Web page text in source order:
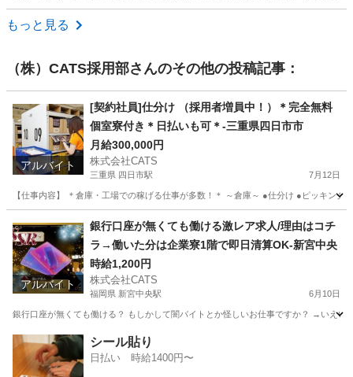
長野 松本市
もっと見る
（株）CATS採用部さんのその他の投稿記事：
アルバイト
[契約社員]仕分け （採用者増員中！）＊完全無料
個室寮付き＊日払いも可＊-三重県四日市市
月給300,000円
株式会社CATS
三重県 四日市駅 7月12日
【仕事内容】 ＊倉庫・工場での稼げる仕事が多数！＊ ～倉庫～ ●仕分け ●ピッキ
四日市駅 倉庫 個室
アルバイト
銀行口座が無くても働ける激レア求人/理由はコチ
ラ→働いた分は企業寮1階で即日清算OK-新宮中央
時給1,200円
株式会社CATS
福岡県 新宮中央駅 6月10日
銀行口座が無くても働ける？ もしかして闇バイトとか怪しいお仕事ですか？ →いえ
福岡 糟屋郡 新宮中央駅
シール貼り
日払い 時給1400円〜